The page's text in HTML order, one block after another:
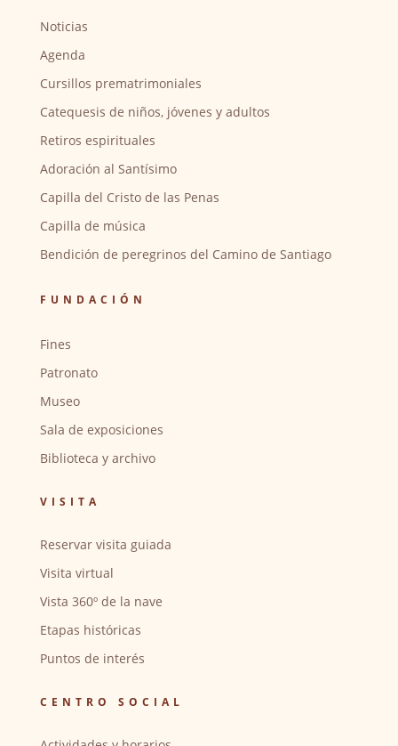
Noticias
Agenda
Cursillos prematrimoniales
Catequesis de niños, jóvenes y adultos
Retiros espirituales
Adoración al Santísimo
Capilla del Cristo de las Penas
Capilla de música
Bendición de peregrinos del Camino de Santiago
FUNDACIÓN
Fines
Patronato
Museo
Sala de exposiciones
Biblioteca y archivo
VISITA
Reservar visita guiada
Visita virtual
Vista 360º de la nave
Etapas históricas
Puntos de interés
CENTRO SOCIAL